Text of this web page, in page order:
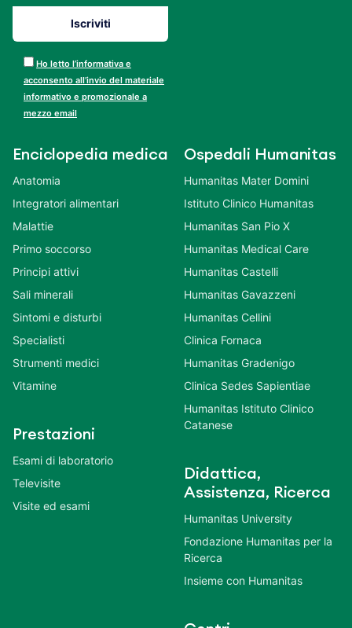
Ho letto l’informativa e
acconsento all’invio del materiale
informativo e promozionale a
mezzo email
Enciclopedia medica
Anatomia
Integratori alimentari
Malattie
Primo soccorso
Principi attivi
Sali minerali
Sintomi e disturbi
Specialisti
Strumenti medici
Vitamine
Prestazioni
Esami di laboratorio
Televisite
Visite ed esami
Ospedali Humanitas
Humanitas Mater Domini
Istituto Clinico Humanitas
Humanitas San Pio X
Humanitas Medical Care
Humanitas Castelli
Humanitas Gavazzeni
Humanitas Cellini
Clinica Fornaca
Humanitas Gradenigo
Clinica Sedes Sapientiae
Humanitas Istituto Clinico
Catanese
Didattica,
Assistenza, Ricerca
Humanitas University
Fondazione Humanitas per la
Ricerca
Insieme con Humanitas